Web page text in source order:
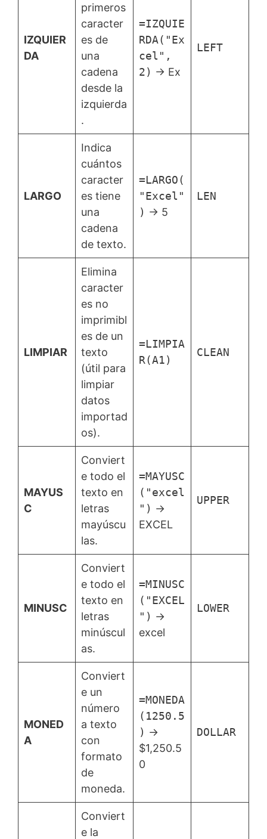
IZQUIER
DA
primeros
caracter
es de
una
cadena
desde la
izquierda
.
=IZQUIE
RDA("Ex
cel",
2) → Ex
LEFT
LARGO
Indica
cuántos
caracter
es tiene
una
cadena
de texto.
=LARGO(
"Excel"
) → 5
LEN
LIMPIAR
Elimina
caracter
es no
imprimibl
es de un
texto
(útil para
limpiar
datos
importad
os).
=LIMPIA
R(A1)
CLEAN
MAYUS
C
Conviert
e todo el
texto en
letras
mayúscu
las.
=MAYUSC
("excel
") →
EXCEL
UPPER
MINUSC
Conviert
e todo el
texto en
letras
minúscul
as.
=MINUSC
("EXCEL
") →
excel
LOWER
MONED
A
Conviert
e un
número
a texto
con
formato
de
moneda.
=MONEDA
(1250.5
) →
$1,250.5
0
DOLLAR
Conviert
e la